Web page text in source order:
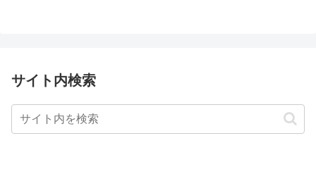
サイト内検索